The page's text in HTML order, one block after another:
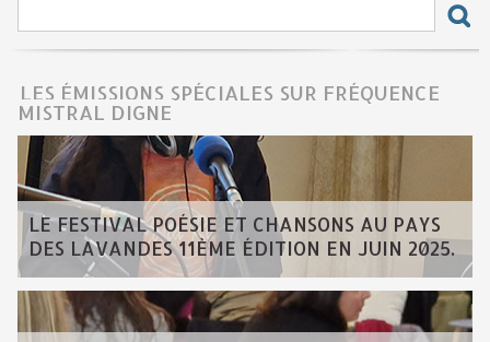
LES ÉMISSIONS SPÉCIALES SUR FRÉQUENCE
MISTRAL DIGNE
LE FESTIVAL POÉSIE ET CHANSONS AU PAYS
DES LAVANDES 11ÈME ÉDITION EN JUIN 2025.